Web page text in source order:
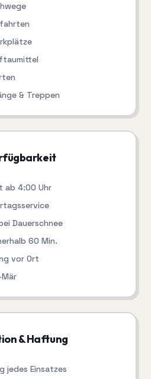
& Treppen
ab 4:00 Uhr
Dauerschnee
60 Min.
vor Ort
& Haftung
jedes Einsatzes